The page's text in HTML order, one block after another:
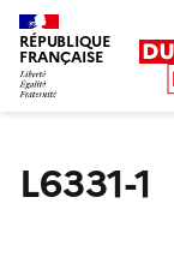
RÉPUBLIQUE
FRANÇAISE
L6331-1